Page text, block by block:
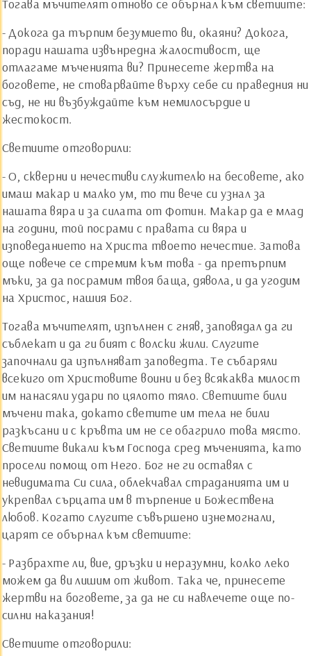
Тогава мъчителят отново се обърнал към светиите:
- Докога да търпим безумието ви, окаяни? Докога,
поради нашата извънредна жалостивост, ще
отлагаме мъченията ви? Принесете жертва на
боговете, не стоварвайте върху себе си праведния ни
съд, не ни възбуждайте към немилосърдие и
жестокост.
Светиите отговорили:
- О, скверни и нечестиви служителю на бесовете, ако
имаш макар и малко ум, то ти вече си узнал за
нашата вяра и за силата от Фотин. Макар да е млад
на години, той посрами с правата си вяра и
изповеданието на Христа твоето нечестие. Затова
още повече се стремим към това - да претърпим
мъки, за да посрамим твоя баща, дявола, и да угодим
на Христос, нашия Бог.
Тогава мъчителят, изпълнен с гняв, заповядал да ги
съблекат и да ги бият с волски жили. Слугите
започнали да изпълняват заповедта. Те събаряли
всекиго от Христовите воини и без всякаква милост
им нанасяли удари по цялото тяло. Светиите били
мъчени така, докато светите им тела не били
разкъсани и с кръвта им не се обагрило това място.
Светиите викали към Господа сред мъченията, като
просели помощ от Него. Бог не ги оставял с
невидимата Си сила, облекчавал страданията им и
укрепвал сърцата им в търпение и Божествена
любов. Когато слугите съвършено изнемогнали,
царят се обърнал към светиите:
- Разбрахте ли, вие, дръзки и неразумни, колко леко
можем да ви лишим от живот. Така че, принесете
жертви на боговете, за да не си навлечете още по-
силни наказания!
Светиите отговорили: